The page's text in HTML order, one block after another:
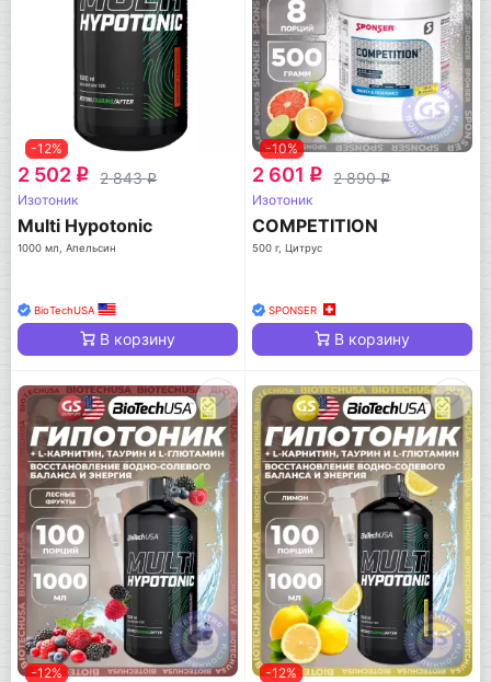
-12%
2 502 q 2 843q
Изотоник
Multi Hypotonic
1000 мл, Апельсин
BioTechUSA
В корзину
-10%
2 601 q 2 890q
Изотоник
COMPETITION
500 г, Цитрус
SPONSER
В корзину
-12% -12%